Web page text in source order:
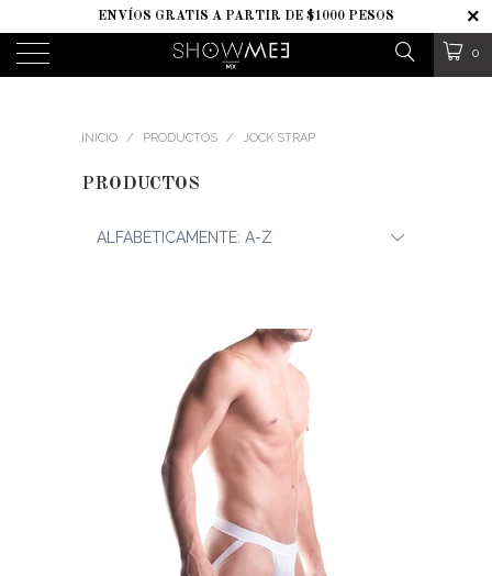
ENVÍOS GRATIS A PARTIR DE $1000 PESOS
0
INICIO / PRODUCTOS / JOCK STRAP
PRODUCTOS